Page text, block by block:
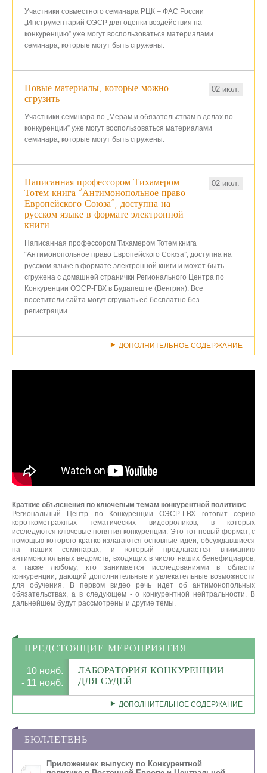
Участники совместного семинара РЦК – ФАС России
„Инструментарий ОЭСР для оценки воздействия на
конкуренцию” уже могут воспользоваться материалами
семинара, которые могут быть сгружены.
Новые материалы, которые можно
сгрузить
02 июл.
Участники семинара по „Мерам и обязательствам в делах по
конкуренции” уже могут воспользоваться материалами
семинара, которые могут быть сгружены.
Написанная профессором Тихамером
Тотем книга “Антимонопольное право
Европейского Союза”, доступна на
русском языке в формате электронной
книги
02 июл.
Написанная профессором Тихамером Тотем книга
“Антимонопольное право Европейского Союза”, доступна на
русском языке в формате электронной книги и может быть
сгружена с домашней странички Регионального Центра по
Конкуренции ОЭСР-ГВХ в Будапеште (Венгрия). Все
посетители сайта могут сгружать её бесплатно без
регистрации.
ДОПОЛНИТЕЛЬНОЕ СОДЕРЖАНИЕ
Краткие объяснения по ключевым темам конкурентной политики:
Региональный Центр по Конкуренции ОЭСР-ГВХ готовит серию
короткометражных тематических видеороликов, в которых
исследуются ключевые понятия конкуренции. Это тот новый формат, с
помощью которого кратко излагаются основные идеи, обсуждавшиеся
на наших семинарах, и который предлагается вниманию
антимонопольных ведомств, входящих в число наших бенефициаров,
а также любому, кто занимается исследованиями в области
конкуренции, дающий дополнительные и увлекательные возможности
для обучения. В первом видео речь идет об антимонопольных
обязательствах, а в следующем - о конкурентной нейтральности. В
дальнейшем будут рассмотрены и другие темы.
ПРЕДСТОЯЩИЕ МЕРОПРИЯТИЯ
10 нояб.
- 11 нояб.
ЛАБОРАТОРИЯ КОНКУРЕНЦИИ
ДЛЯ СУДЕЙ
ДОПОЛНИТЕЛЬНОЕ СОДЕРЖАНИЕ
БЮЛЛЕТЕНЬ
Приложениек выпуску по Конкурентной